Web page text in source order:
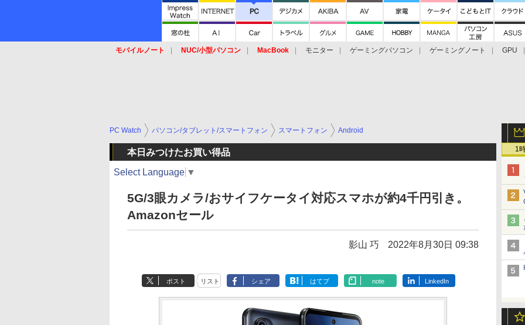
モバイルノート NUC/小型パソコン MacBook モニター ゲーミングパソコン ゲーミングノート
GPU
1
PC Watch パソコン/タブレット/スマートフォン スマートフォン Android
本日みつけたお買い得品
Select Language ▼
5G/3眼カメラ/おサイフケータイ対応スマホが約4千円引き。
Amazonセール
影山 巧 2022年8月30日 09:38
ポスト リスト シェア はてブ note LinkedIn